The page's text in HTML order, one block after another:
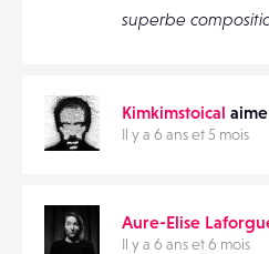
superbe
Kimkimstoical
Il y a 6 ans et 5 mois
Aure-Elise
Il y a 6 ans et 6 mois